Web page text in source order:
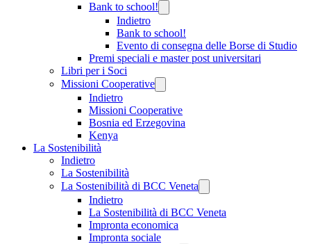
Bank to school!
Indietro
Bank to school!
Evento di consegna delle Borse di Studio
Premi speciali e master post universitari
Libri per i Soci
Missioni Cooperative
Indietro
Missioni Cooperative
Bosnia ed Erzegovina
Kenya
La Sostenibilità
Indietro
La Sostenibilità
La Sostenibilità di BCC Veneta
Indietro
La Sostenibilità di BCC Veneta
Impronta economica
Impronta sociale